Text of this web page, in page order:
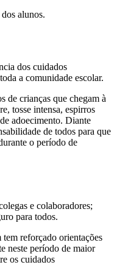
alunos.
dos cuidados
a comunidade escolar.
de crianças que chegam à
tosse intensa, espirros
adoecimento. Diante
de todos para que
o período de
e colaboradores;
para todos.
reforçado orientações
neste período de maior
os cuidados